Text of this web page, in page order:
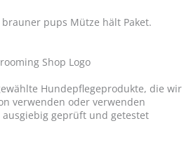
Hundepflegeprodukte, die wir
verwenden oder verwenden
geprüft und getestet